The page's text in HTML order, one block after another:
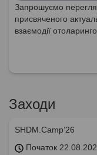
Запрошуємо
присвяченого
взаємодії
Заходи
SHDM.Camp’26
Початок